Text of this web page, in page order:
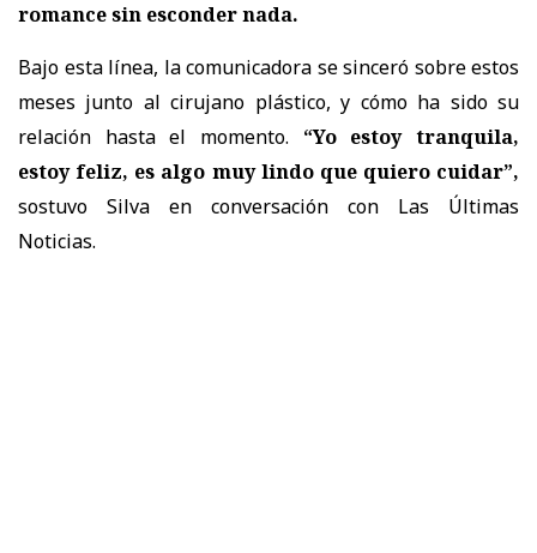
romance sin esconder nada.
Bajo esta línea, la comunicadora se sinceró sobre estos
meses junto al cirujano plástico, y cómo ha sido su
relación hasta el momento. “Yo estoy tranquila,
estoy feliz, es algo muy lindo que quiero cuidar”,
sostuvo Silva en conversación con Las Últimas
Noticias.